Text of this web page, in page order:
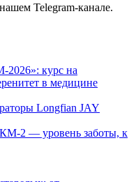
Telegram-канале.
курс на
в медицине
Longfian JAY
2 — уровень заботы, к